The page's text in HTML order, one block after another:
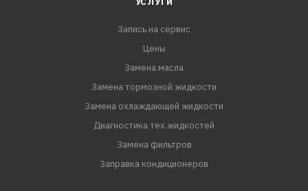
Запись на сервис
Цены
Замена масла
Замена тормозной жидкости
Замена охлаждающей жидкости
Диагностика тех.жидкостей
Замена фильтров
Заправка кондиционеров